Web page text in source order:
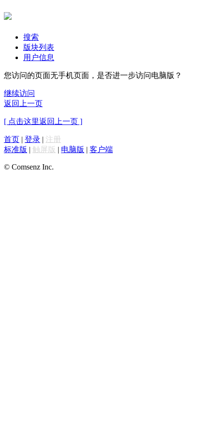
搜索
版块列表
用户信息
您访问的页面无手机页面，是否进一步访问电脑版？
继续访问
返回上一页
[ 点击这里返回上一页 ]
首页 | 登录 | 注册
标准版 | 触屏版 | 电脑版 | 客户端
© Comsenz Inc.